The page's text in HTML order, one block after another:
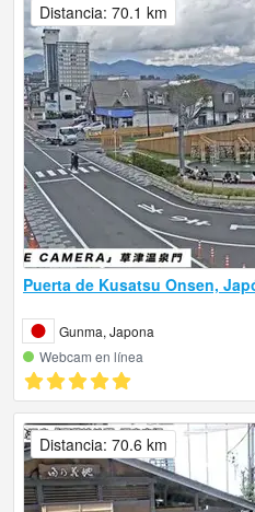
Puerta de Kusatsu Onsen,
Gunma, Japona
Webcam en línea
Distancia: 70.1 km
Distancia: 70.6 km